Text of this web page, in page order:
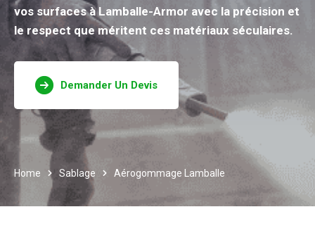
vos surfaces à Lamballe-Armor avec la précision et
le respect que méritent ces matériaux séculaires.
Demander Un Devis
Home Sablage Aérogommage Lamballe